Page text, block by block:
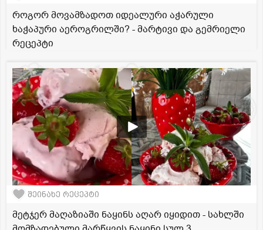
როგორ მოვამზადოთ იდეალური აჭარული
ხაჭაპური აეროგრილში? - მარტივი და გემრიელი
რეცეპტი
შეინახე რეცეპტი
მეტჯერ მაღაზიაში ნაყინს აღარ იყიდით - სახლში